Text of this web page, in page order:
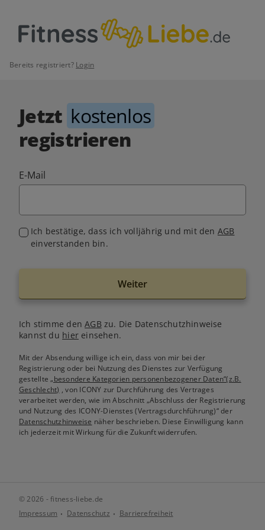
Bereits registriert? Login
Jetzt kostenlos
registrieren
E-Mail
Ich bestätige, dass ich volljährig und mit den AGB
einverstanden bin.
Weiter
Ich stimme denAGB zu. Die Datenschutzhinweise
kannst du hiereinsehen.
Mit der Absendung willige ich ein, dass von mir bei der
Registrierung oder bei Nutzung des Dienstes zur Verfügung
gestellte„besondere Kategorien personenbezogener Daten“(z.B.
Geschlecht) , von ICONY zur Durchführung des Vertrages
verarbeitet werden, wie im Abschnitt „Abschluss der Registrierung
und Nutzung des ICONY-Dienstes (Vertragsdurchführung)“ der
Datenschutzhinweise näher beschrieben. Diese Einwilligung kann
ich jederzeit mit Wirkung für die Zukunft widerrufen.
© 2026 - fitness-liebe.de
Impressum
Datenschutz Barrierefreiheit